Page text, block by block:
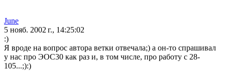
June
5 нояб. 2002 г., 14:25:02
:)
Я вроде на вопрос автора ветки отвечала;) а он-то спрашивал
у нас про ЭОС30 как раз и, в том числе, про работу с 28-
105...;):)